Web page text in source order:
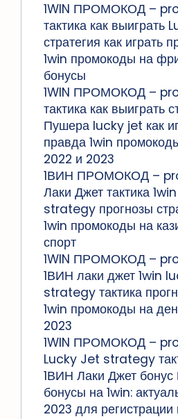
1WIN ПРОМОКОД –
тактика как выиграть
стратегия как играть
1win промокоды на
бонусы
1WIN ПРОМОКОД –
тактика как выиграть
Пушера lucky jet как
правда 1win
2022 и 2023
1ВИН ПРОМОКОД –
Лаки Джет тактика
strategy прогнозы
1win промокоды на
спорт
1WIN ПРОМОКОД –
1ВИН лаки джет 1win
strategy тактика
1win промокоды на
2023
1WIN ПРОМОКОД –
Lucky Jet strategy
1ВИН Лаки Джет
бонусы на 1win:
2023 для